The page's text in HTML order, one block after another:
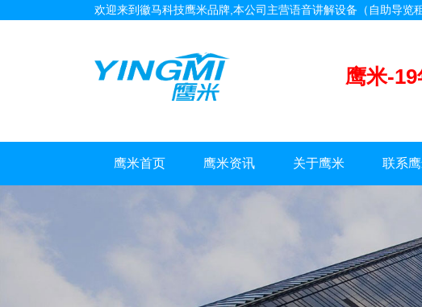
欢迎来到徽马科技鹰米品牌,本公司主营语音讲解设备（自助导览
鹰米-
鹰米首页 鹰米资讯 关于鹰米 联系